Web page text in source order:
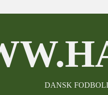
DANSK